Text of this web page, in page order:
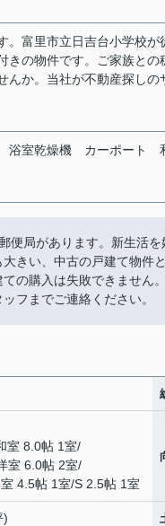
。富里市立日吉台小学校
きの物件です。ご家族と
か。当社が不動産探しの
浴室乾燥機 カーポート
便局があります。新生活
きい、中古の戸建て物件
の購入は失敗できません
フまでご連絡ください。
室 8.0帖 1室/
室 6.0帖 2室/
4.5帖 1室/S 2.5帖 1室
)